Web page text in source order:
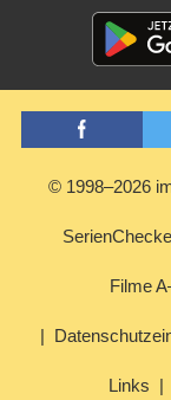
© 1998–2026
Filme
Links